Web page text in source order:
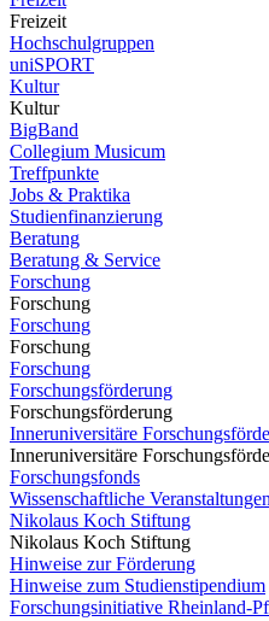
Freizeit
Hochschulgruppen
uniSPORT
Kultur
Kultur
BigBand
Collegium Musicum
Treffpunkte
Jobs & Praktika
Studienfinanzierung
Beratung
Beratung & Service
Forschung
Forschung
Forschung
Forschung
Forschung
Forschungsförderung
Forschungsförderung
Inneruniversitäre
Inneruniversitäre
Forschungsfonds
Wissenschaftliche Veranstaltungen
Nikolaus Koch Stiftung
Nikolaus Koch Stiftung
Hinweise zur Förderung
Hinweise zum Studienstipendium
Forschungsinitiative Rheinland-